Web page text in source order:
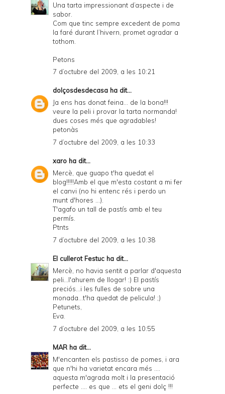
Una tarta impressionant d’aspecte i de
sabor.
Com que tinc sempre excedent de poma
la faré durant l’hivern, promet agradar a
tothom.
Petons
7 d’octubre del 2009, a les 10:21
dolçosdesdecasa ha dit...
Ja ens has donat feina... de la bona!!!
veure la peli i provar la tarta normanda!
dues coses més que agradables!
petonàs
7 d’octubre del 2009, a les 10:33
xaro ha dit...
Mercè, que guapo t'ha quedat el
blog!!!!!Amb el que m'esta costant a mi fer
el canvi (no hi entenc rés i perdo un
munt d'hores ...).
T'agafo un tall de pastís amb el teu
permís.
Ptnts
7 d’octubre del 2009, a les 10:38
El cullerot Festuc ha dit...
Mercè, no havia sentit a parlar d'aquesta
peli...l'ahurem de llogar! :) El pastís
preciós...i les fulles de sobre una
monada...t'ha quedat de pelicula! ;)
Petunets,
Eva.
7 d’octubre del 2009, a les 10:55
MAR ha dit...
M'encanten els pastisso de pomes, i ara
que n'hi ha varietat encara més ....
aquesta m'agrada molt i la presentació
perfecte .... es que ... ets el geni dolç !!!